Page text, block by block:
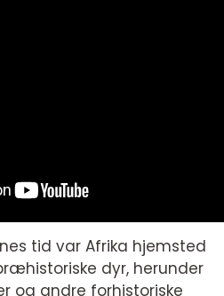
tid var Afrika hjemsted
dyr, herunder
og andre forhistoriske